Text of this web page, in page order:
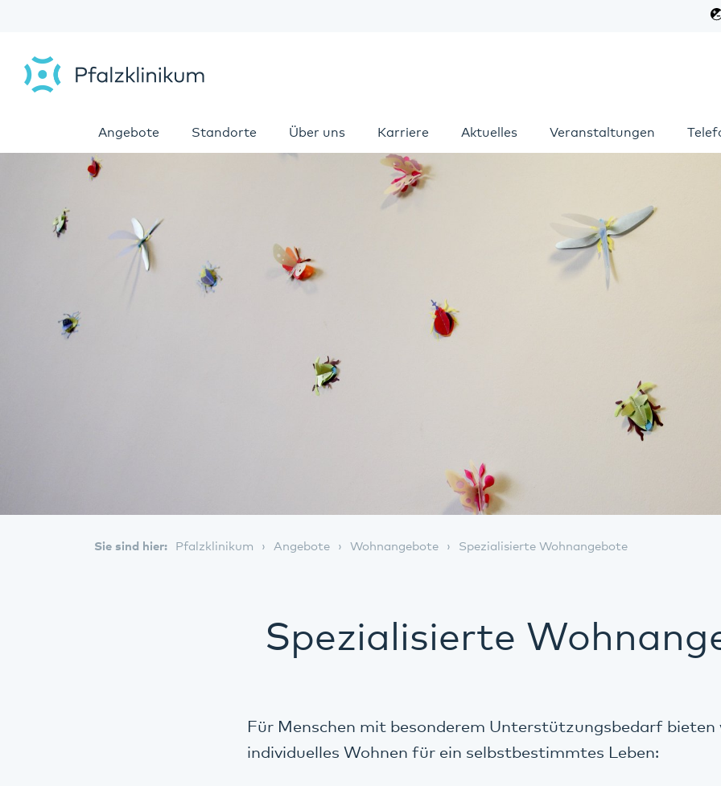
Angebote Standorte Über uns Karriere Aktuelles Veranstaltungen
Sie sind hier: Pfalzklinikum Angebote Wohnangebote Spezialisierte Wohnangebote
Spezialisierte
Für Menschen mit besonderem Unterstützungsbedarf bieten
individuelles Wohnen für ein selbstbestimmtes Leben: